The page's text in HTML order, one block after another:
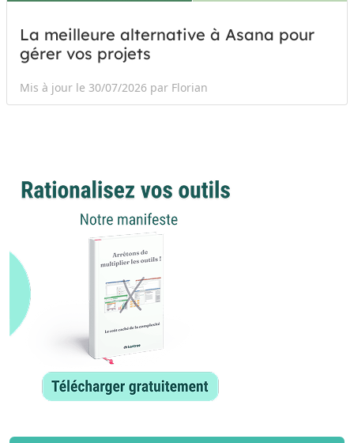
La meilleure alternative à Asana pour
gérer vos projets
Mis à jour le 30/07/2026 par Florian